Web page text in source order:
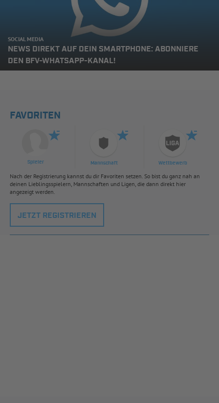
SOCIAL MEDIA
NEWS DIREKT AUF DEIN SMARTPHONE: ABONNIERE
DEN BFV-WHATSAPP-KANAL!
FAVORITEN
Spieler Mannschaft Wettbewerb
Nach der Registrierung kannst du dir Favoriten setzen. So bist du ganz nah an
deinen Lieblingsspielern, Mannschaften und Ligen, die dann direkt hier
angezeigt werden.
JETZT REGISTRIEREN